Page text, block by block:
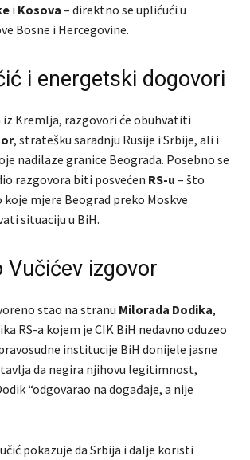
i Kosova – direktno se uplićući u
Bosne i Hercegovine.
i energetski dogovori
iz Kremlja, razgovori će obuhvatiti
, stratešku saradnju Rusije i Srbije, ali i
nadilaze granice Beograda. Posebno se
razgovora biti posvećen RS-u – što
mjere Beograd preko Moskve
situaciju u BiH.
Vučićev izgovor
stao na stranu Milorada Dodika,
RS-a kojem je CIK BiH nedavno oduzeo
institucije BiH donijele jasne
da negira njihovu legitimnost,
“odgovarao na događaje, a nije
pokazuje da Srbija i dalje koristi